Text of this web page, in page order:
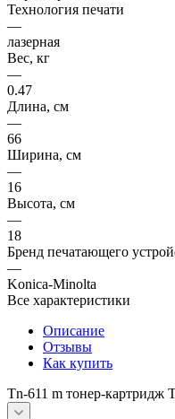
Технология печати
—
лазерная
Вес, кг
—
0.47
Длина, см
—
66
Ширина, см
—
16
Высота, см
—
18
Бренд печатающего
—
Konica-Minolta
Все характеристики
Описание
Отзывы
Как купить
Tn-611 m тонер-картридж